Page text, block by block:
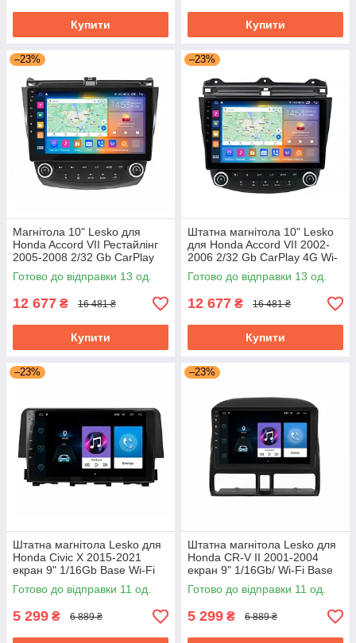
Купити Купити
–23%
Магнітола 10" Lesko для
Honda Accord VII Рестайлінг
2005-2008 2/32 Gb CarPlay
4G Wi-Fi GPS Prime Хонда
Акорд
Готово до відправки 13 од.
12 677 ₴ 16 481 ₴
Купити
–23%
Штатна магнітола 10" Lesko
для Honda Accord VII 2002-
2006 2/32 Gb CarPlay 4G Wi-
Fi GPS Prime Хонда Аккорд
Готово до відправки 13 од.
12 677 ₴ 16 481 ₴
Купити
–23%
Штатна магнітола Lesko для
Honda Civic X 2015-2021
екран 9" 1/16Gb Base Wi-Fi
Android GPS Хонда цивік
Готово до відправки 11 од.
5 299 ₴ 6 889 ₴
–23%
Штатна магнітола Lesko для
Honda CR-V II 2001-2004
екран 9" 1/16Gb/ Wi-Fi Base
GPS Android
Готово до відправки 11 од.
5 299 ₴ 6 889 ₴